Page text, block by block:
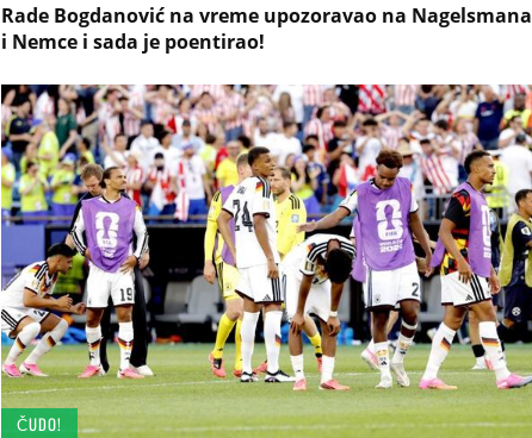
Rade Bogdanović na vreme upozoravao na Nagelsmana
i Nemce i sada je poentirao!
ČUDO!